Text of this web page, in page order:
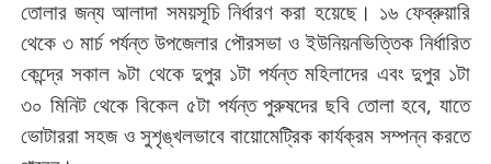
তোলার জন্য আলাদা সময়সূচি নির্ধারণ করা হয়েছে। ১৬ ফেব্রুয়ারি
থেকে ৩ মার্চ পর্যন্ত উপজেলার পৌরসভা ও ইউনিয়নভিত্তিক নির্ধারিত
কেন্দ্রে সকাল ৯টা থেকে দুপুর ১টা পর্যন্ত মহিলাদের এবং দুপুর ১টা
৩০ মিনিট থেকে বিকেল ৫টা পর্যন্ত পুরুষদের ছবি তোলা হবে,যাতে
ভোটাররা সহজ ও সুশৃঙ্খলভাবে বায়োমেট্রিক কার্যক্রম সম্পন্ন করতে